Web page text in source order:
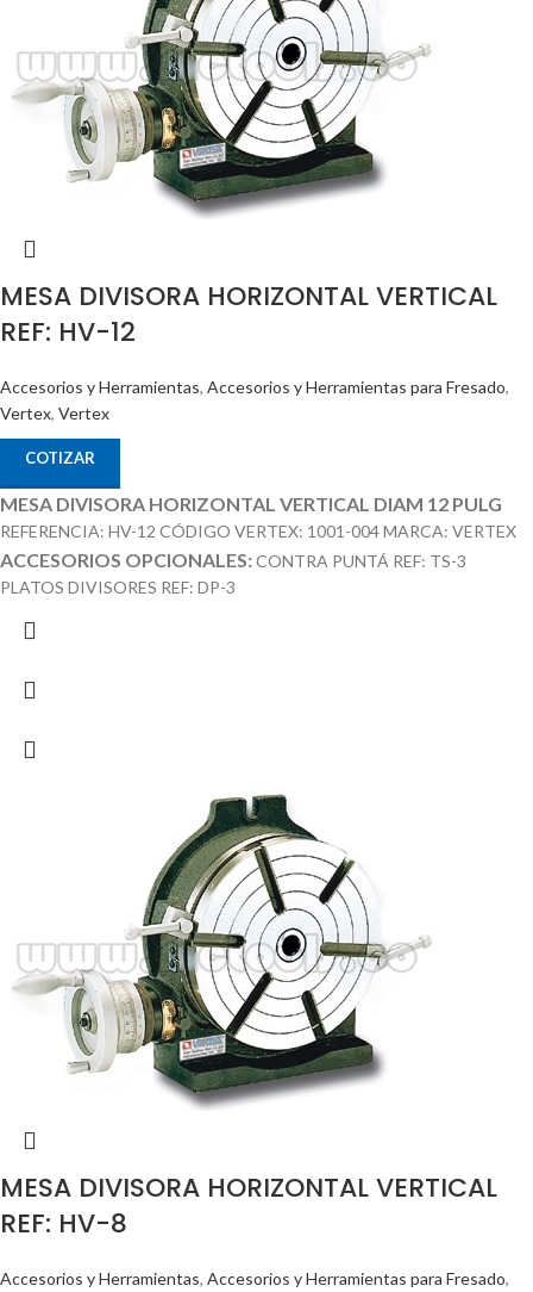
MESA DIVISORA HORIZONTAL VERTICAL
REF: HV-12
Accesorios y Herramientas, Accesorios y Herramientas para Fresado,
Vertex, Vertex
COTIZAR
MESA DIVISORA HORIZONTAL VERTICAL DIAM 12 PULG
REFERENCIA: HV-12 CÓDIGO VERTEX: 1001-004 MARCA: VERTEX
ACCESORIOS OPCIONALES:CONTRA PUNTÁ REF: TS-3
PLATOS DIVISORES REF: DP-3
MESA DIVISORA HORIZONTAL VERTICAL
REF: HV-8
Accesorios y Herramientas, Accesorios y Herramientas para Fresado,